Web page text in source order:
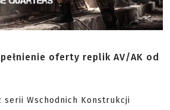
oferty replik AV/AK od
serii Wschodnich Konstrukcji